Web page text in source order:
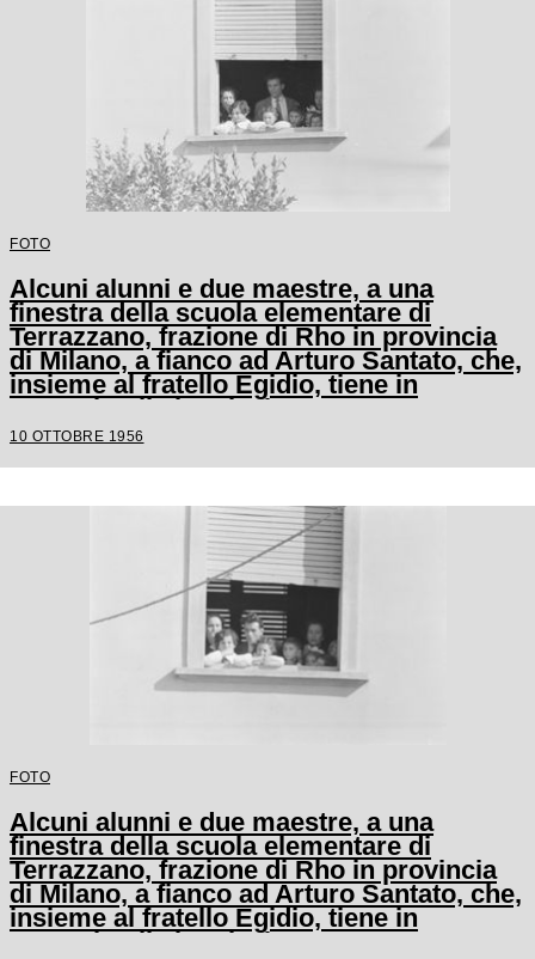
FOTO
Alcuni alunni e due maestre, a una
finestra della scuola elementare di
Terrazzano, frazione di Rho in provincia
di Milano, a fianco ad Arturo Santato, che,
insieme al fratello Egidio, tiene in
ostaggio gli alunni e le maestre
10 OTTOBRE 1956
FOTO
Alcuni alunni e due maestre, a una
finestra della scuola elementare di
Terrazzano, frazione di Rho in provincia
di Milano, a fianco ad Arturo Santato, che,
insieme al fratello Egidio, tiene in
ostaggio gli alunni e le maestre